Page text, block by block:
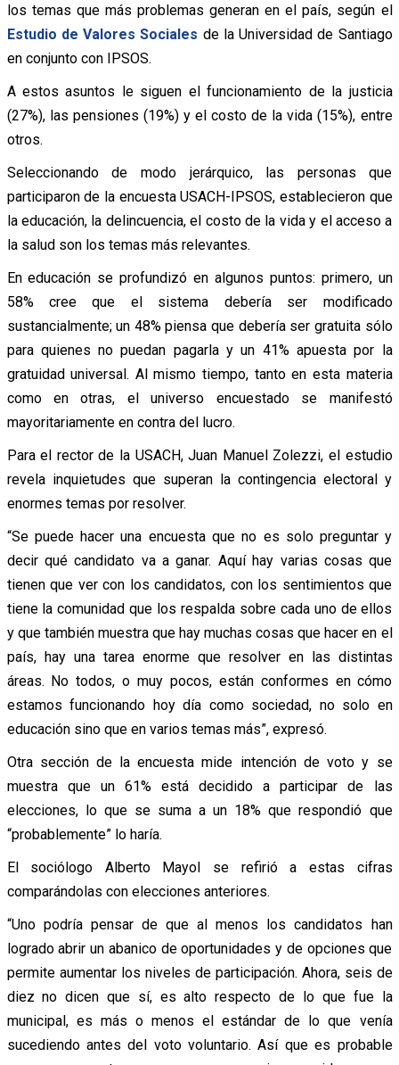
los temas que más problemas generan en el país, según el
Estudio de Valores Sociales de la Universidad de Santiago
en conjunto con IPSOS.
A estos asuntos le siguen el funcionamiento de la justicia
(27%), las pensiones (19%) y el costo de la vida (15%), entre
otros.
Seleccionando de modo jerárquico, las personas que
participaron de la encuesta USACH-IPSOS, establecieron que
la educación, la delincuencia, el costo de la vida y el acceso a
la salud son los temas más relevantes.
En educación se profundizó en algunos puntos: primero, un
58% cree que el sistema debería ser modificado
sustancialmente; un 48% piensa que debería ser gratuita sólo
para quienes no puedan pagarla y un 41% apuesta por la
gratuidad universal. Al mismo tiempo, tanto en esta materia
como en otras, el universo encuestado se manifestó
mayoritariamente en contra del lucro.
Para el rector de la USACH, Juan Manuel Zolezzi, el estudio
revela inquietudes que superan la contingencia electoral y
enormes temas por resolver.
“Se puede hacer una encuesta que no es solo preguntar y
decir qué candidato va a ganar. Aquí hay varias cosas que
tienen que ver con los candidatos, con los sentimientos que
tiene la comunidad que los respalda sobre cada uno de ellos
y que también muestra que hay muchas cosas que hacer en el
país, hay una tarea enorme que resolver en las distintas
áreas. No todos, o muy pocos, están conformes en cómo
estamos funcionando hoy día como sociedad, no solo en
educación sino que en varios temas más”, expresó.
Otra sección de la encuesta mide intención de voto y se
muestra que un 61% está decidido a participar de las
elecciones, lo que se suma a un 18% que respondió que
“probablemente” lo haría.
El sociólogo Alberto Mayol se refirió a estas cifras
comparándolas con elecciones anteriores.
“Uno podría pensar de que al menos los candidatos han
logrado abrir un abanico de oportunidades y de opciones que
permite aumentar los niveles de participación. Ahora, seis de
diez no dicen que sí, es alto respecto de lo que fue la
municipal, es más o menos el estándar de lo que venía
sucediendo antes del voto voluntario. Así que es probable